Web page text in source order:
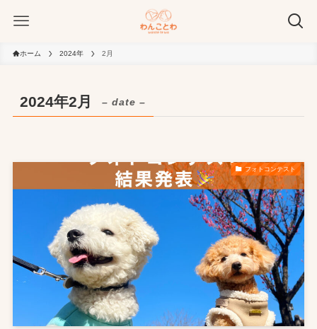
ホーム 2024年 2月
2024年2月 – date –
フォトコンテスト